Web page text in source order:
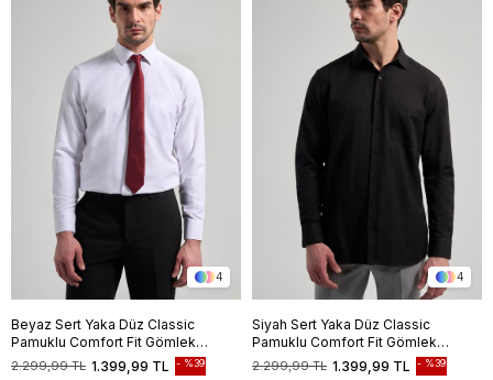
4
Beyaz Sert Yaka Düz Classic
Pamuklu Comfort Fit Gömlek
1004250213 1.399,99 TL
2.299,99 TL %39
4
Siyah Sert Yaka Düz Classic
Pamuklu Comfort Fit Gömlek
1004250213 1.399,99 TL
2.299,99 TL %39